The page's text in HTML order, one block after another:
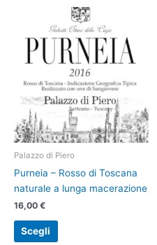
Palazzo di Piero
Purneia – Rosso di Toscana
naturale a lunga macerazione
16,00 €
Scegli
Questo
prodotto